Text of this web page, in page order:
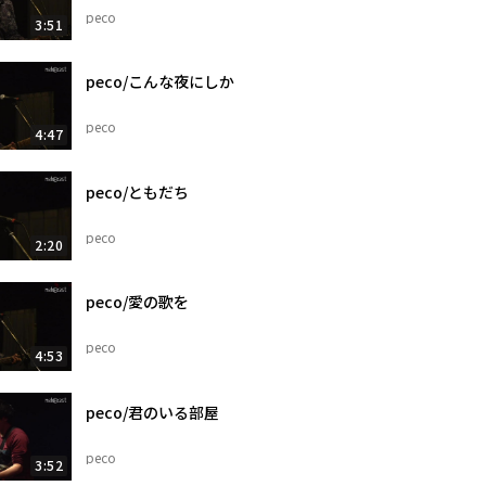
3:51 peco
4:47
peco/こんな夜にしか
peco
2:20
peco/ともだち
peco
4:53
peco/愛の歌を
peco
3:52
peco/君のいる部屋
peco